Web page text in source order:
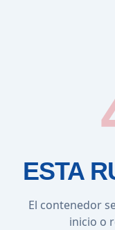
ESTA
El contenedor
inicio o